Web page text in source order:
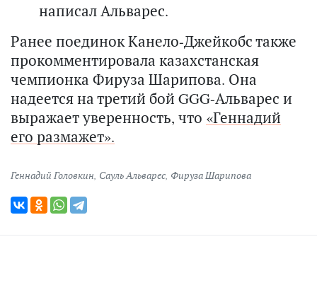
написал Альварес.
Ранее поединок Канело-Джейкобс также
прокомментировала казахстанская
чемпионка Фируза Шарипова. Она
надеется на третий бой GGG-Альварес и
выражает уверенность, что «Геннадий
его размажет».
Геннадий Головкин, Сауль Альварес, Фируза Шарипова